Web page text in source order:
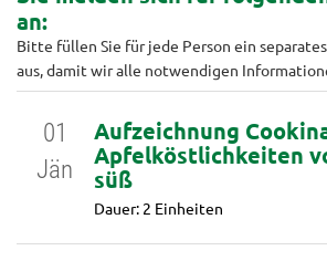
an:
Bitte füllen Sie für jede Person ein
aus, damit wir alle notwendigen
01
Jän
Aufzeichnung
Apfelköstlichkeiten
süß
Dauer: 2 Einheiten